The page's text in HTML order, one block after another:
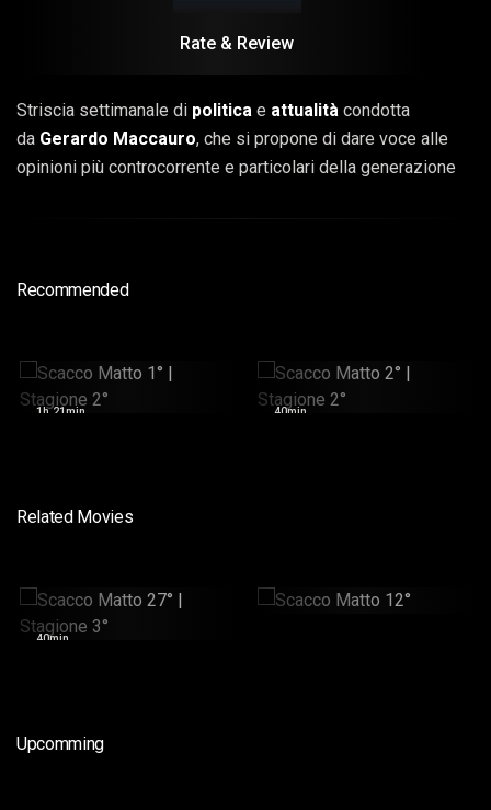
Rate & Review
Striscia settimanale di politica e attualità condotta
da Gerardo Maccauro, che si propone di dare voce alle
opinioni più controcorrente e particolari della generazione
Recommended
Scacco Matto 1° |
Stagione 2°
1h 21min
Scacco Matto 2° |
Stagione 2°
40min
Related Movies
Scacco Matto 27° |
Stagione 3°
40min
Scacco Matto 12°
Upcomming